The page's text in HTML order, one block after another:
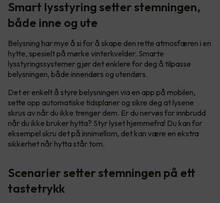
Smart lysstyring setter stemningen,
både inne og ute
Belysning har mye å si for å skape den rette atmosfæren i en
hytte, spesielt på mørke vinterkvelder. Smarte
lysstyringssystemer gjør det enklere for deg å tilpasse
belysningen, både innendørs og utendørs.
Det er enkelt å styre belysningen via en app på mobilen,
sette opp automatiske tidsplaner og sikre deg at lysene
skrus av når du ikke trenger dem. Er du nervøs for innbrudd
når du ikke bruker hytta? Styr lyset hjemmefra! Du kan for
eksempel skru det på innimellom, det kan være en ekstra
sikkerhet når hytta står tom.
Scenarier setter stemningen på ett
tastetrykk